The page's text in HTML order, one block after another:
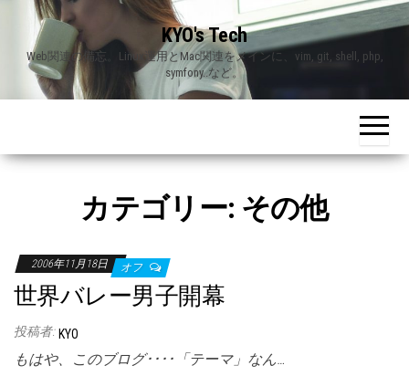
content
KYO's Tech
Web関連の備忘。Linux運用とMac関連をメインに、vim, git, shell, php,
symfony..など。
カテゴリー: その他
2006年11月18日 オフ
世界バレー男子開幕
投稿者: KYO
もはや、このブログ････「テーマ」なん…